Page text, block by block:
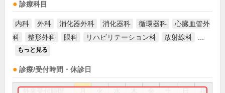
診療科目
内科 外科 消化器外科 消化器科 循環器科
心臓血管外
科
整形外科 眼科 リハビリテーション科 放射線科
もっと見る
診療/受付時間・休診日
祝